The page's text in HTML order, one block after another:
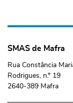
SMAS de Mafra
Rua Constância
Rodrigues, n.º 19
2640-389 Mafra